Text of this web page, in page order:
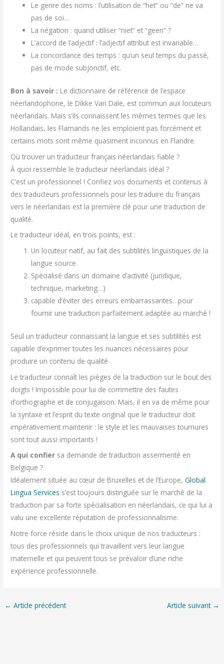
Le genre des noms : l’utilisation de “het” ou “de” ne va
pas de soi…
La négation : quand utiliser “niet” et “geen” ?
L’accord de l’adjectif : l’adjectif attribut est invariable…
La concordance des temps : qu’un seul temps du passé,
pas de mode subjonctif, etc.
Bon à savoir : Le dictionnaire de référence de l’espace
néerlandophone, le Dikke Van Dale, est commun aux locuteurs
néerlandais. Mais s’ils connaissent les mêmes termes que les
Hollandais, les Flamands ne les emploient pas forcément et
certains mots sont même quasiment inconnus en Flandre.
Où trouver un traducteur français néerlandais fiable ?
À quoi ressemble le traducteur néerlandais idéal ?
C’est un professionnel ! Confiez vos documents et contenus à
des traducteurs professionnels pour les traduire du français
vers le néerlandais est la première clé pour une traduction de
qualité.
Le traducteur idéal, en trois points, est :
Un locuteur natif, au fait des subtilités linguistiques de la
langue source.
Spécialisé dans un domaine d’activité (juridique,
technique, marketing…)
capable d’éviter des erreurs embarrassantes…pour
fournir une traduction parfaitement adaptée au marché !
Seul un traducteur connaissant la langue et ses subtilités est
capable d’exprimer toutes les nuances nécessaires pour
produire un contenu de qualité.
Le traducteur connaît les pièges de la traduction sur le bout des
doigts ! Impossible pour lui de commettre des fautes
d’orthographe et de conjugaison. Mais, il en va de même pour
la syntaxe et l’esprit du texte original que le traducteur doit
impérativement maintenir : le style et les mauvaises tournures
sont tout aussi importants !
A qui confier sa demande de traduction assermenté en
Belgique ?
Idéalement située au cœur de Bruxelles et de l’Europe,Global
Lingua Services s’est toujours distinguée sur le marché de la
traduction par sa forte spécialisation en néerlandais, ce qui lui a
valu une excellente réputation de professionnalisme.
Notre force réside dans le choix unique de nos traducteurs :
tous des professionnels qui travaillent vers leur langue
maternelle et qui peuvent tous se prévaloir d’une riche
expérience professionnelle.
← Article précédent Article suivant →